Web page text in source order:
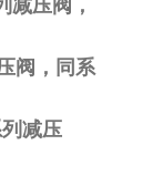
阀，同系
列减压